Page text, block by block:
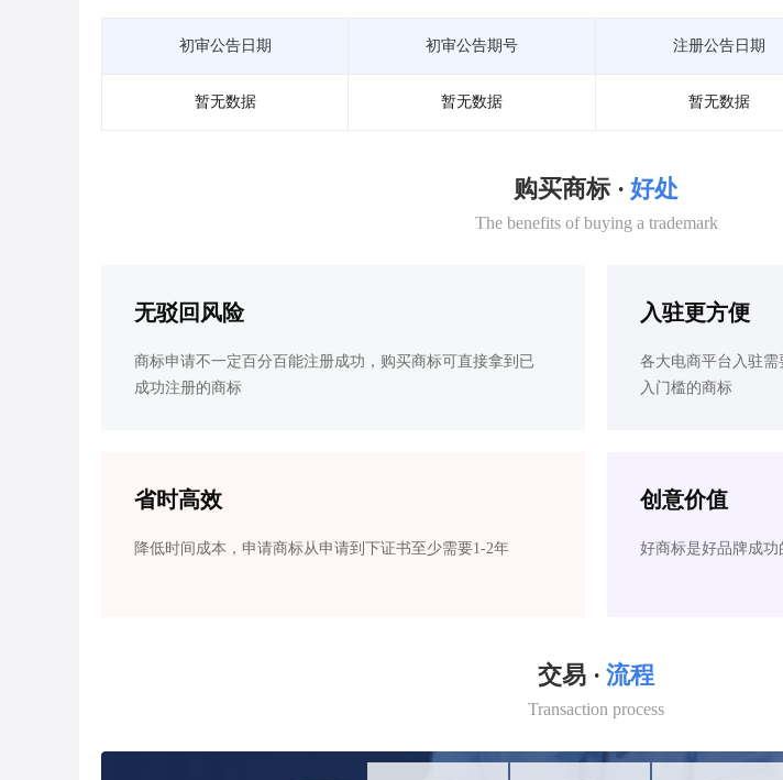
初审公告日期 初审公告期号 注册公告日期
暂无数据 暂无数据 暂无数据
购买商标 · 好处
The benefits of buying a trademark
无驳回风险
商标申请不一定百分百能注册成功，购买商标可直接拿到已
成功注册的商标
入驻更方便
各大电商平台入驻
入门槛的商标
省时高效
降低时间成本，申请商标从申请到下证书至少需要1-2年
创意价值
好商标是好品牌成
交易 · 流程
Transaction process